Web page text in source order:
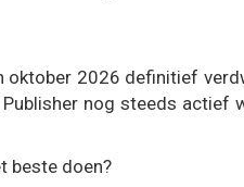
oktober 2026 definitief
nog steeds actief
beste doen?